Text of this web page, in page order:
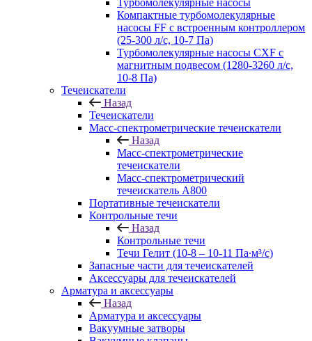
Турбомолекулярные насосы
Компактные турбомолекулярные
насосы FF с встроенным контроллером
(25-300 л/с, 10-7 Па)
Турбомолекулярные насосы CXF с
магнитным подвесом (1280-3260 л/с,
10-8 Па)
Течеискатели
Назад
Течеискатели
Масс-спектрометрические течеискатели
Назад
Масс-спектрометрические
течеискатели
Масс-спектрометрический
течеискатель A800
Портативные течеискатели
Контрольные течи
Назад
Контрольные течи
Течи Гелит (10-8 – 10-11 Па∙м³/с)
Запасные части для течеискателей
Аксессуары для течеискателей
Арматура и аксессуары
Назад
Арматура и аксессуары
Вакуумные затворы